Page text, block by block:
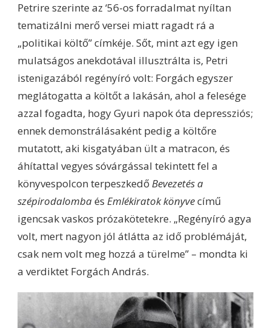
Petrire szerinte az ‘56-os forradalmat nyíltan
tematizálni merő versei miatt ragadt rá a
„politikai költő” címkéje. Sőt, mint azt egy igen
mulatságos anekdotával illusztrálta is, Petri
istenigazából regényíró volt: Forgách egyszer
meglátogatta a költőt a lakásán, ahol a felesége
azzal fogadta, hogy Gyuri napok óta depressziós;
ennek demonstrálásaként pedig a költőre
mutatott, aki kisgatyában ült a matracon, és
áhítattal vegyes sóvárgással tekintett fel a
könyvespolcon terpeszkedőBevezetés a
szépirodalombaés Emlékiratok könyvecímű
igencsak vaskos prózakötetekre. „Regényíró agya
volt, mert nagyon jól átlátta az idő problémáját,
csak nem volt meg hozzá a türelme” – mondta ki
a verdiktet Forgách András.